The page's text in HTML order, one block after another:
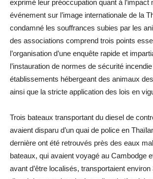
exprimé leur préoccupation quant à l’impact
événement sur l’image internationale de la
condamné les souffrances subies par les
des associations comprend trois points
l’organisation d’une enquête rapide et
l’instauration de normes de sécurité
établissements hébergeant des animaux
ainsi que la stricte application des lois en
Trois bateaux transportant du diesel de
avaient disparu d’un quai de police en
dernière ont été retrouvés près des eaux
bateaux, qui avaient voyagé au Cambodge
avant d’être localisés, transportaient